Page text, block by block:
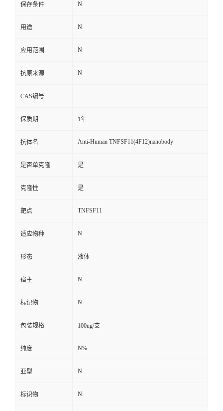
保存条件 N
用途 N
应用范围 N
抗原来源 N
CAS编号
保质期 1年
抗体名 Anti-Human TNFSF11(4F12)nanobody
是否单克隆 是
克隆性 是
靶点 TNFSF11
适应物种 N
形态 液体
宿主 N
标记物 N
包装规格 100ug/支
纯度 N%
亚型 N
标识物 N